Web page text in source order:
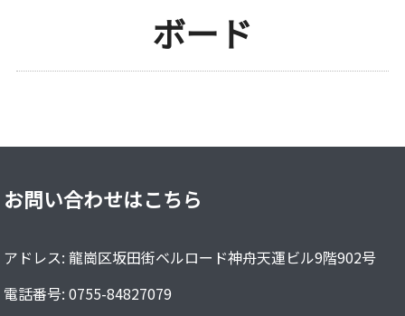
ボード
お問い合わせはこちら
アドレス: 龍崗区坂田街ベルロード神舟天運ビル9階902号
電話番号: 0755-84827079